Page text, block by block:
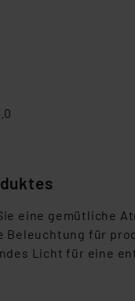
eine gemütliche
Beleuchtung für
Licht für eine